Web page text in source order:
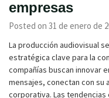
empresas
Posted on 31 de enero de
La producción audiovisual
estratégica clave para la
compañías buscan innovar
mensajes, conectan con su
corporativa. Las